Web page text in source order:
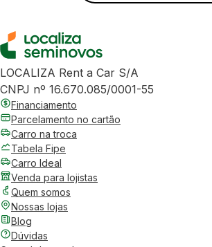
LOCALIZA Rent a Car S/A
CNPJ nº 16.670.085/0001-55
Financiamento
Parcelamento no cartão
Carro na troca
Tabela Fipe
Carro Ideal
Venda para lojistas
Quem somos
Nossas lojas
Blog
Dúvidas